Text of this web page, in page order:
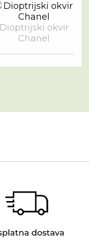
Dioptrijski okvir
Chanel